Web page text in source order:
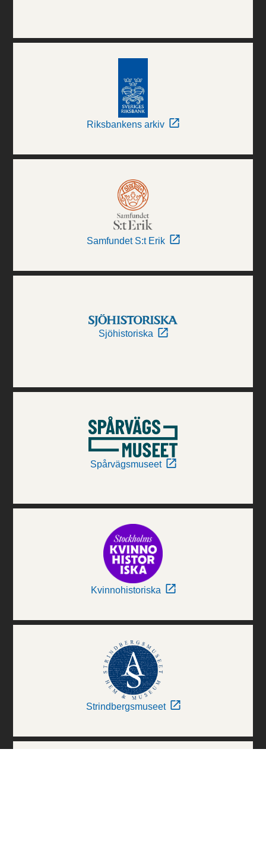
Riksbankens arkiv
Samfundet S:t Erik
Sjöhistoriska
Spårvägsmuseet
Kvinnohistoriska
Strindbergsmuseet